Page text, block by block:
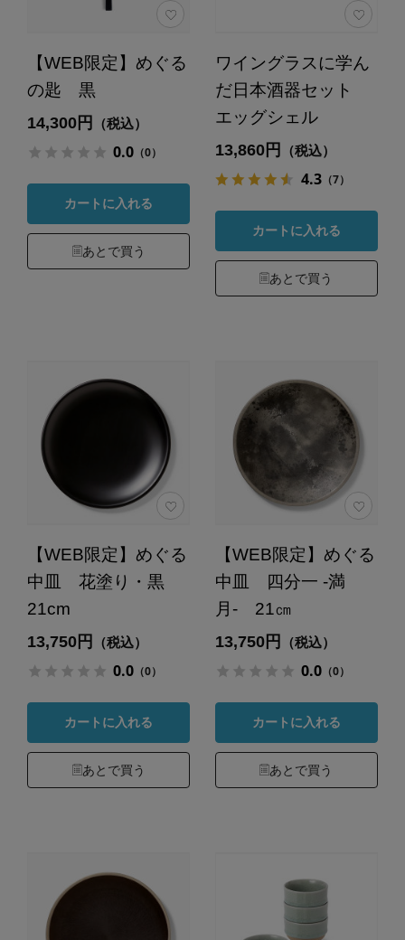
【WEB限定】めぐる
の匙 黒
14,300円 （税込）
0.0（0）
カートに入れる
あとで買う
ワイングラスに学ん
だ日本酒器セット
エッグシェル
13,860円 （税込）
4.3（7）
カートに入れる
あとで買う
【WEB限定】めぐる
中皿 花塗り・黒
21cm
13,750円 （税込）
0.0（0）
カートに入れる
あとで買う
【WEB限定】めぐる
中皿 四分一 -満
月- 21㎝
13,750円 （税込）
0.0（0）
カートに入れる
あとで買う